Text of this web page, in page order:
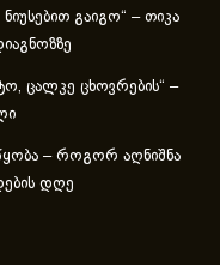
გაიგო“ – თიკა
ცალ­კე ცხოვ­რე­ბის“ –
– როგორ აღნიშნა
დღე